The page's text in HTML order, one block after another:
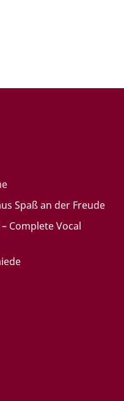
Spaß an der Freude
Complete Vocal